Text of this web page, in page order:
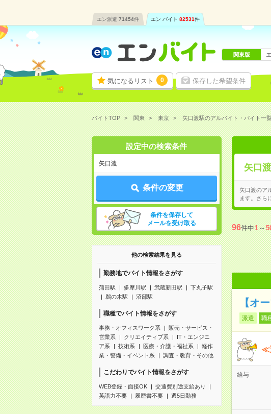
エン派遣 71454件 エン バイト 82531件
気になるリスト 0 保存した希望条件
関東版
バイトTOP 関東 東京 矢口渡駅のアルバイト・バイト一
設定中の検索条件
矢口渡
条件の変更
条件を保存して
メールを受け取る
他の検索結果を見る
勤務地でバイト情報をさがす
蒲田駅 多摩川駅 武蔵新田駅
下丸子駅
鵜の木駅
沼部駅
職種でバイト情報をさがす
事務・オフィスワーク系
販売・サービス・
営業系
クリエイティブ系
IT・エンジニ
ア系
技術系 医療・介護・福祉系
軽作
業・警備・イベント系
調査・教育・その他
こだわりでバイト情報をさがす
WEB登録・面接OK
交通費別途支給あり
英語力不要
履歴書不要 週5日勤務
矢口渡
矢口渡のア
ます。さら
96件中1～
【オ
派遣 職
≪
給与